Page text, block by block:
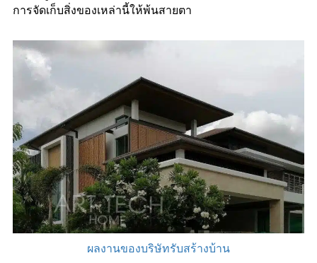
การจัดเก็บสิ่งของเหล่านี้ให้พ้นสายตา
ผลงานของบริษัทรับสร้างบ้าน